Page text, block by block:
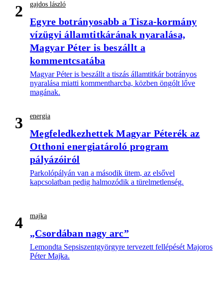
2 gajdos lászló
Egyre botrányosabb a Tisza-kormány
vízügyi államtitkárának nyaralása,
Magyar Péter is beszállt a
kommentcsatába
Magyar Péter is beszállt a tiszás államtitkár botrányos
nyaralása miatti kommentharcba, közben öngólt lőve
magának.
3 energia
Megfeledkezhettek Magyar Péterék az
Otthoni energiatároló program
pályázóiról
Parkolópályán van a második ütem, az elsővel
kapcsolatban pedig halmozódik a türelmetlenség.
4 majka
„Csordában nagy arc”
Lemondta Sepsiszentgyörgyre tervezett fellépését Majoros
Péter Majka.